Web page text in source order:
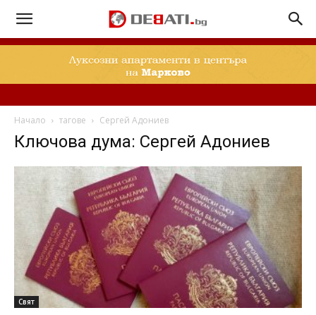
Начало тагове Сергей Адониев
Ключова дума: Сергей Адониев
Свят